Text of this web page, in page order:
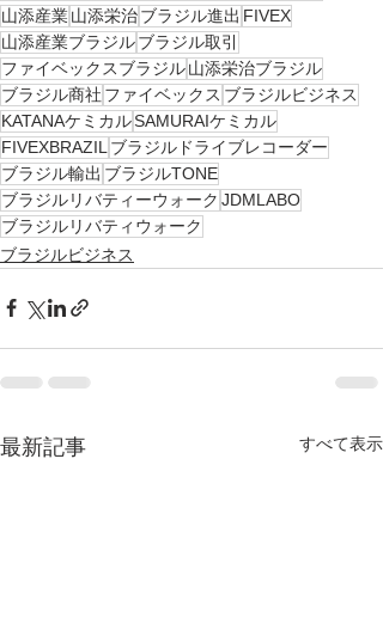
山添産業山添栄治ブラジル進出 FIVEX
山添産業ブラジルブラジル取引
ファイベックスブラジル山添栄治ブラジル
ブラジル商社 ファイベックス ブラジルビジネス
KATANAケミカルSAMURAIケミカル
FIVEXBRAZIL ブラジルドライブレコーダー
ブラジル輸出 ブラジルTONE
ブラジルリバティーウォーク JDMLABO
ブラジルリバティウォーク
ブラジルビジネス
最新記事 すべて表示